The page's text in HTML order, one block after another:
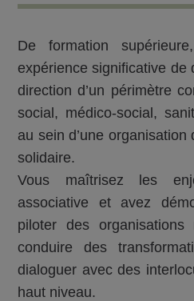
De formation
expérience significative de
direction d’un périmètre
social, médico-social,
au sein d’une organisation
solidaire.
Vous maîtrisez les
associative et avez
piloter des organisations
conduire des
dialoguer avec des
haut niveau.